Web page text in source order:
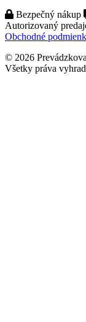
Bezpečný nákup
Autorizovaný
Obchodné
© 2026
Všetky práva